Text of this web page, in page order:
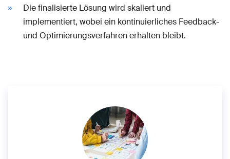
Die finalisierte Lösung wird skaliert und
implementiert, wobei ein kontinuierliches Feedback-
und Optimierungsverfahren erhalten bleibt.